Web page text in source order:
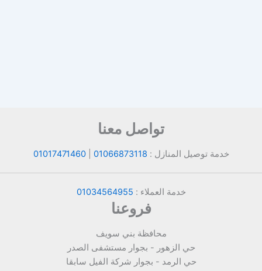
تواصل معنا
خدمة توصيل المنازل : 01066873118
|
01017471460
خدمة العملاء : 01034564955
فروعنا
محافظة بني سويف
حي الزهور - بجوار مستشفى الصدر
حي الرمد - بجوار شركة الفيل سابقا